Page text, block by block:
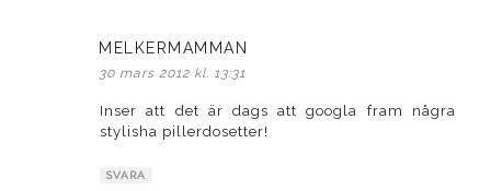
MELKERMAMMAN
30 mars 2012 kl. 13:31
Inser att det är dags att googla fram några
stylisha pillerdosetter!
SVARA